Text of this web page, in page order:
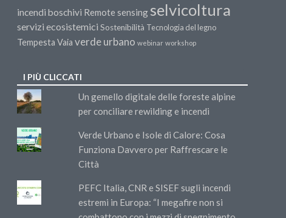
incendi boschivi Remote sensing selvicoltura
servizi ecosistemici Sostenibilità Tecnologia del legno
Tempesta Vaia verde urbano webinar workshop
I PIÙ CLICCATI
Un gemello digitale delle foreste alpine
per conciliare rewilding e incendi
Verde Urbano e Isole di Calore: Cosa
Funziona Davvero per Raffrescare le
Città
PEFC Italia, CNR e SISEF sugli incendi
estremi in Europa: “I megafire non si